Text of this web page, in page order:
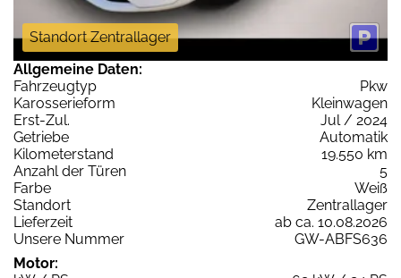
Standort Zentrallager
Allgemeine Daten:
Fahrzeugtyp
Pkw
Karosserieform
Kleinwagen
Erst-Zul.
Jul / 2024
Getriebe
Automatik
Kilometerstand
19.550 km
Anzahl der Türen
5
Farbe
Weiß
Standort
Zentrallager
Lieferzeit
ab ca. 10.08.2026
Unsere Nummer
GW-ABFS636
Motor: